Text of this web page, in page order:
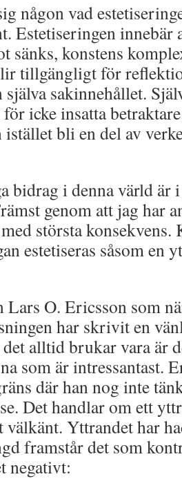
någon vad
Estetiseringen innebär
sänks, konstens
tillgängligt för
själva sakinnehållet.
icke insatta
bli en del av
bidrag i denna värld är
genom att jag har
största konsekvens.
estetiseras såsom en
O. Ericsson som
har skrivit en
alltid brukar vara är
som är intressantast.
där han nog inte
Det handlar om ett
Yttrandet har
framstår det som
negativt: